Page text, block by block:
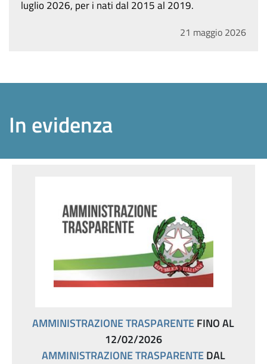
luglio 2026, per i nati dal 2015 al 2019.
21 maggio 2026
In evidenza
AMMINISTRAZIONE TRASPARENTEFINO AL
12/02/2026
AMMINISTRAZIONE TRASPARENTEDAL